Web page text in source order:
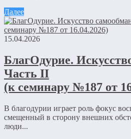
Далее
15.04.2026
БлагОдурие.
Часть II
(к семинару №187 от
В благодурии играет роль фокус
смещенный в сторону внешних
люди...